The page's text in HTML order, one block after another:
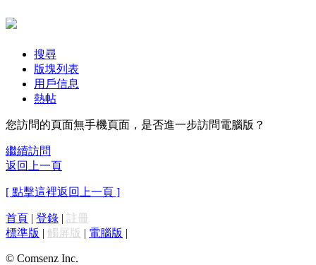
搜尋
版塊列表
用戶信息
熱帖
您訪問的頁面無手機頁面，是否進一步訪問電腦版？
繼續訪問
返回上一頁
[ 點擊這裡返回上一頁 ]
首頁 | 登錄 | 註冊
標準版 | 觸屏版 | 電腦版 |
© Comsenz Inc.